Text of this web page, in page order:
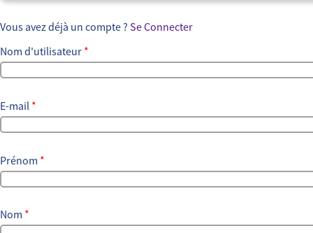
Vous avez déjà un compte ? Se Connecter
Nom d'utilisateur *
E-mail *
Prénom *
Nom *